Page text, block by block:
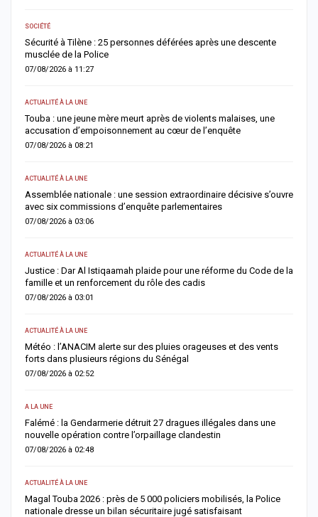
SOCIÉTÉ
Sécurité à Tilène : 25 personnes déférées après une descente
musclée de la Police
07/08/2026 à 11:27
ACTUALITÉ À LA UNE
Touba : une jeune mère meurt après de violents malaises, une
accusation d’empoisonnement au cœur de l’enquête
07/08/2026 à 08:21
ACTUALITÉ À LA UNE
Assemblée nationale : une session extraordinaire décisive s’ouvre
avec six commissions d’enquête parlementaires
07/08/2026 à 03:06
ACTUALITÉ À LA UNE
Justice : Dar Al Istiqaamah plaide pour une réforme du Code de la
famille et un renforcement du rôle des cadis
07/08/2026 à 03:01
ACTUALITÉ À LA UNE
Météo : l’ANACIM alerte sur des pluies orageuses et des vents
forts dans plusieurs régions du Sénégal
07/08/2026 à 02:52
A LA UNE
Falémé : la Gendarmerie détruit 27 dragues illégales dans une
nouvelle opération contre l’orpaillage clandestin
07/08/2026 à 02:48
ACTUALITÉ À LA UNE
Magal Touba 2026 : près de 5 000 policiers mobilisés, la Police
nationale dresse un bilan sécuritaire jugé satisfaisant